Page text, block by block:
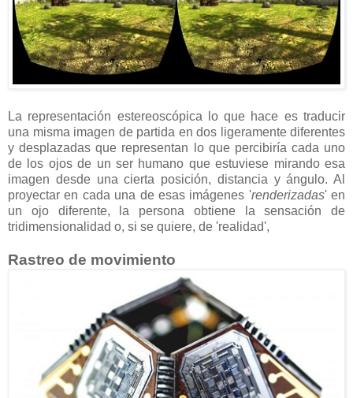
La representación estereoscópica lo que hace es traducir
una misma imagen de partida en dos ligeramente diferentes
y desplazadas que representan lo que percibiría cada uno
de los ojos de un ser humano que estuviese mirando esa
imagen desde una cierta posición, distancia y ángulo. Al
proyectar en cada una de esas imágenes 'renderizadas' en
un ojo diferente, la persona obtiene la sensación de
tridimensionalidad o, si se quiere, de 'realidad',
Rastreo de movimiento